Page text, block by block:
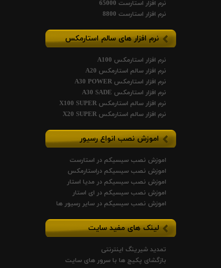
نرم افزار استارست 65000
نرم افزار استارست 8800
نرم افزار های سالم استارمکس
نرم افزار استارمکس A100
نرم افزار سالم استارمکس A20
نرم افزار استارمکس A30 POWER
نرم افزار استارمکس A30 SADE
نرم افزار سالم استارمکس X100 SUPER
نرم افزار سالم استارمکس X20 SUPER
اموزش نصب انواع رسیور
اموزش نصب سیسیکم در استارست
اموزش نصب سیسیکم دراستارمکس
اموزش نصب سیسیکم در مدیا استار
اموزش نصب سیسیکم در ای استار
اموزش نصب سیسیکم در سایر رسیور ها
لینک های مفید سایت
تمدید شیرینگ اینترنتی
بازگشای پکیج ها با سرور های سایت